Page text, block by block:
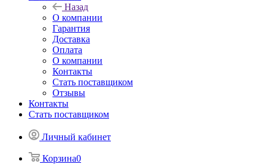
Назад
О компании
Гарантия
Доставка
Оплата
О компании
Контакты
Стать поставщиком
Отзывы
Контакты
Стать поставщиком
Личный кабинет
Корзина0